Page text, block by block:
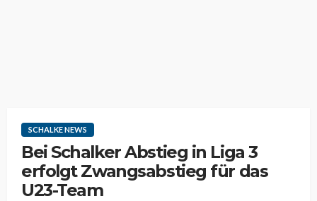
SCHALKE NEWS
Bei Schalker Abstieg in Liga 3
erfolgt Zwangsabstieg für das
U23-Team